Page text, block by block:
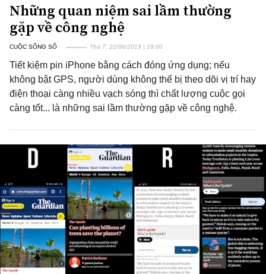
Những quan niệm sai lầm thường
gặp về công nghệ
CUỘC SỐNG SỐ Thứ 7, 22/06/2019 | 16:00
Tiết kiệm pin iPhone bằng cách đóng ứng dụng; nếu
không bật GPS, người dùng không thể bị theo dõi vị trí hay
điện thoại càng nhiều vạch sóng thì chất lượng cuộc gọi
càng tốt... là những sai lầm thường gặp về công nghệ.